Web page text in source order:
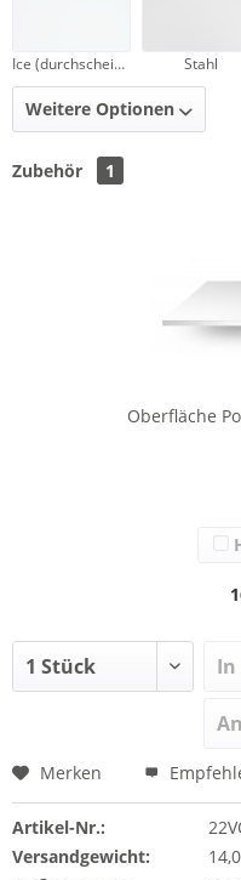
Ice (durchscheinend) Stahl
Weitere Optionen
Zubehör 1
Oberfläche
In
Merken
Artikel-Nr.:
Versandgewicht: